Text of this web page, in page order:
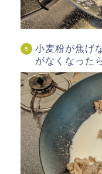
小麦粉が焦げ
がなくなった